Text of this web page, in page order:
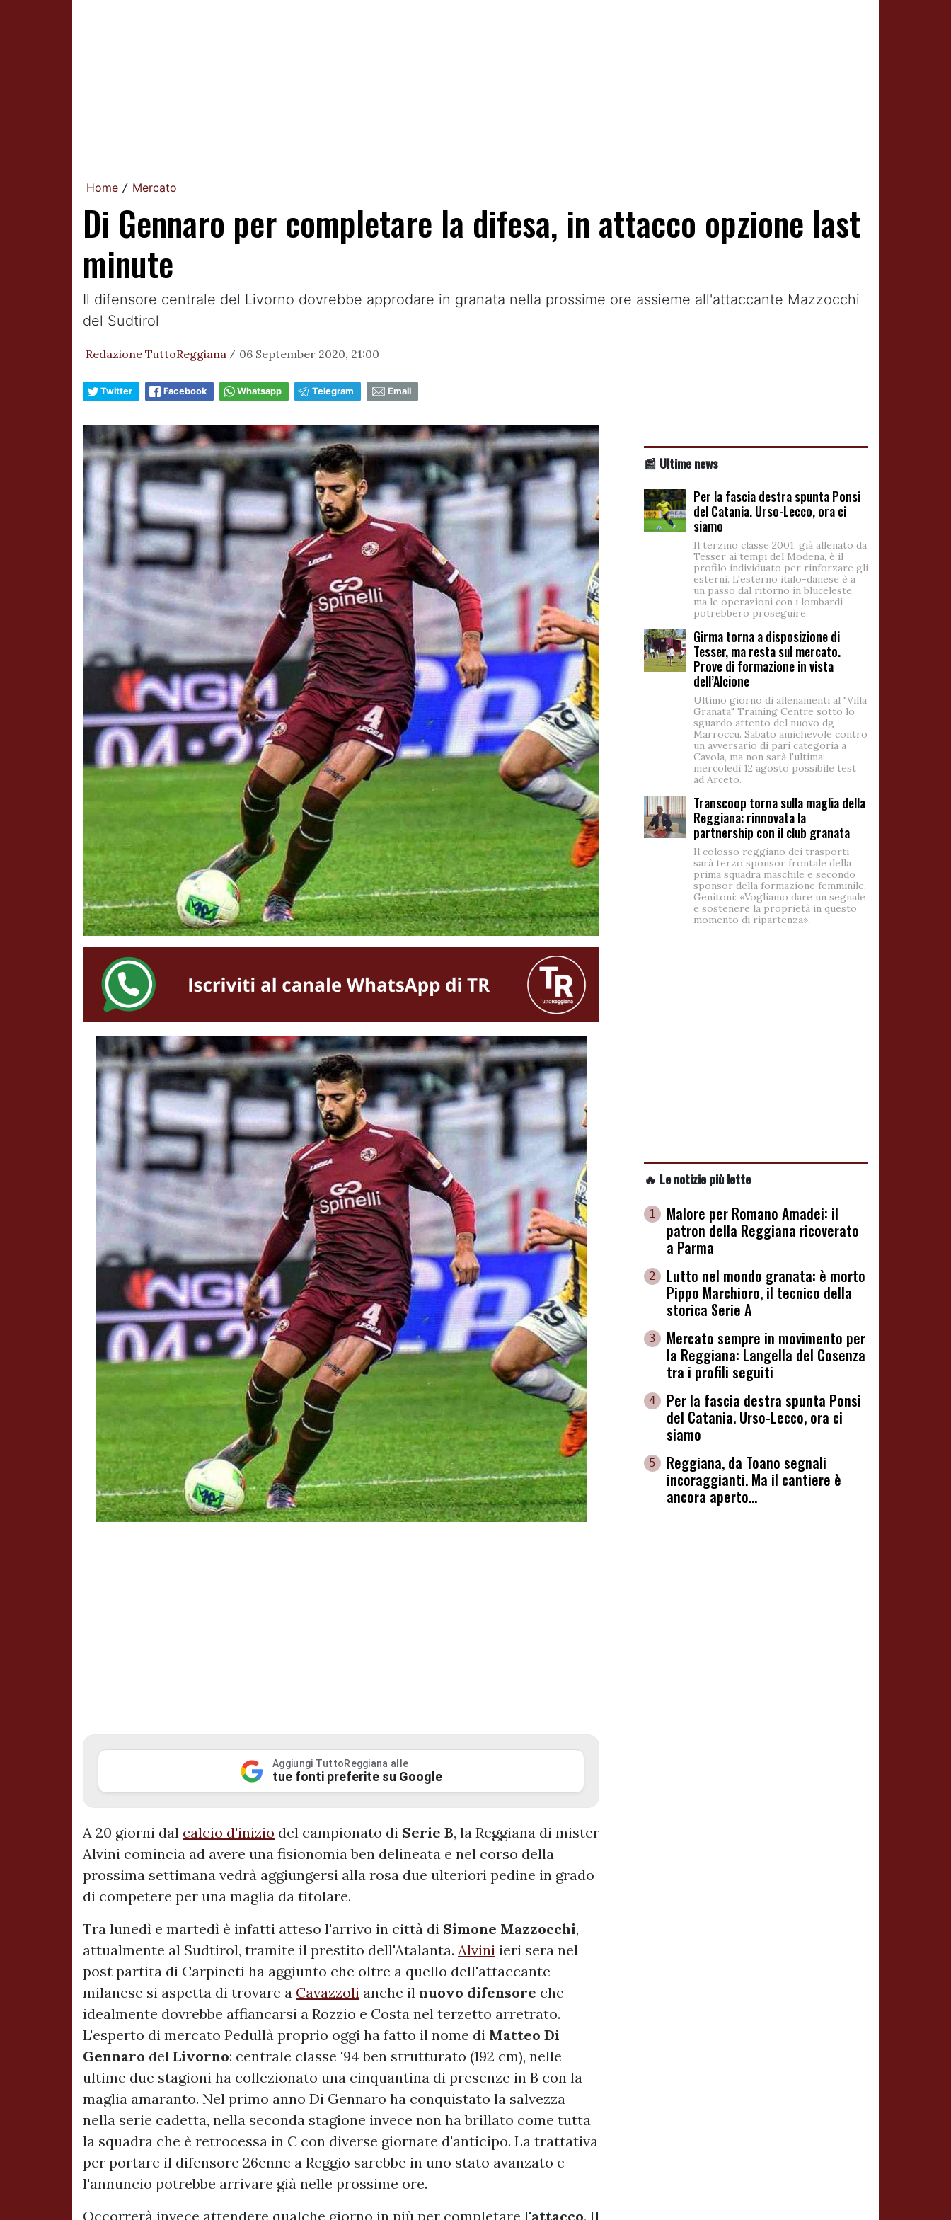
Home / Mercato
Di Gennaro per completare la difesa, in attacco opzione last
minute
Il difensore centrale del Livorno dovrebbe approdare in granata nella prossime ore assieme all'attaccante Mazzocchi
del Sudtirol
Redazione TuttoReggiana / 06 September 2020, 21:00
Twitter Facebook Whatsapp Telegram Email
Aggiungi TuttoReggiana alle
tue fonti preferite su Google
A 20 giorni dal calcio d'inizio del campionato di Serie B, la Reggiana di mister
Alvini comincia ad avere una fisionomia ben delineata e nel corso della
prossima settimana vedrà aggiungersi alla rosa due ulteriori pedine in grado
di competere per una maglia da titolare.
Tra lunedì e martedì è infatti atteso l'arrivo in città di Simone Mazzocchi,
attualmente al Sudtirol, tramite il prestito dell'Atalanta. Alvini ieri sera nel
post partita di Carpineti ha aggiunto che oltre a quello dell'attaccante
milanese si aspetta di trovare a Cavazzoli anche il nuovo difensore che
idealmente dovrebbe affiancarsi a Rozzio e Costa nel terzetto arretrato.
L'esperto di mercato Pedullà proprio oggi ha fatto il nome di Matteo Di
Gennaro del Livorno: centrale classe '94 ben strutturato (192 cm), nelle
ultime due stagioni ha collezionato una cinquantina di presenze in B con la
maglia amaranto. Nel primo anno Di Gennaro ha conquistato la salvezza
nella serie cadetta, nella seconda stagione invece non ha brillato come tutta
la squadra che è retrocessa in C con diverse giornate d'anticipo. La trattativa
per portare il difensore 26enne a Reggio sarebbe in uno stato avanzato e
l'annuncio potrebbe arrivare già nelle prossime ore.
Occorrerà invece attendere qualche giorno in più per completare l'attacco. Il
📰 Ultime news
Per la fascia destra spunta Ponsi
del Catania. Urso-Lecco, ora ci
siamo
Il terzino classe 2001, già allenato da
Tesser ai tempi del Modena, è il
profilo individuato per rinforzare gli
esterni. L'esterno italo-danese è a
un passo dal ritorno in bluceleste,
ma le operazioni con i lombardi
potrebbero proseguire.
Girma torna a disposizione di
Tesser, ma resta sul mercato.
Prove di formazione in vista
dell’Alcione
Ultimo giorno di allenamenti al "Villa
Granata" Training Centre sotto lo
sguardo attento del nuovo dg
Marroccu. Sabato amichevole contro
un avversario di pari categoria a
Cavola, ma non sarà l'ultima:
mercoledì 12 agosto possibile test
ad Arceto.
Transcoop torna sulla maglia della
Reggiana: rinnovata la
partnership con il club granata
Il colosso reggiano dei trasporti
sarà terzo sponsor frontale della
prima squadra maschile e secondo
sponsor della formazione femminile.
Genitoni: «Vogliamo dare un segnale
e sostenere la proprietà in questo
momento di ripartenza».
🔥 Le notizie più lette
1
Malore per Romano Amadei: il
patron della Reggiana ricoverato
a Parma
2
Lutto nel mondo granata: è morto
Pippo Marchioro, il tecnico della
storica Serie A
3
Mercato sempre in movimento per
la Reggiana: Langella del Cosenza
tra i profili seguiti
4
Per la fascia destra spunta Ponsi
del Catania. Urso-Lecco, ora ci
siamo
5
Reggiana, da Toano segnali
incoraggianti. Ma il cantiere è
ancora aperto...